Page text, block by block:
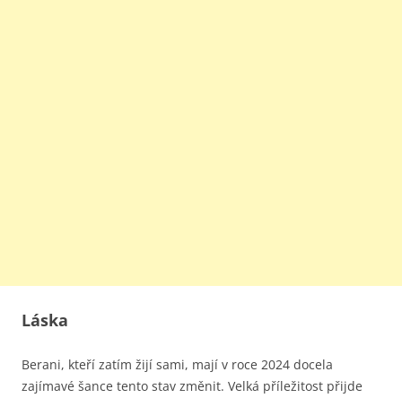
Láska
Berani, kteří zatím žijí sami, mají v roce 2024 docela
zajímavé šance tento stav změnit. Velká příležitost přijde